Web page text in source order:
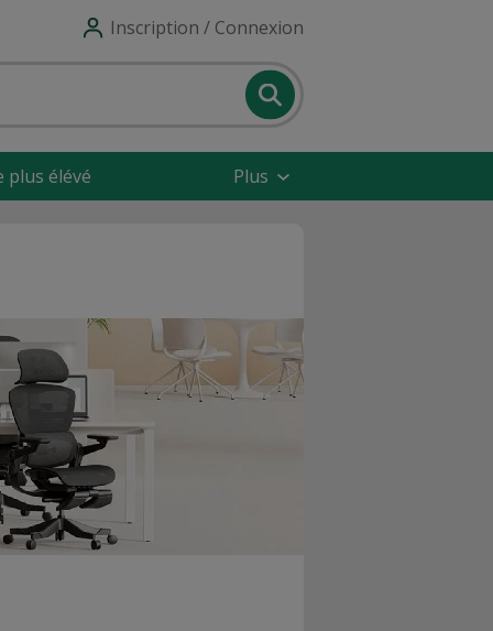
Inscription / Connexion
plus élévé Plus